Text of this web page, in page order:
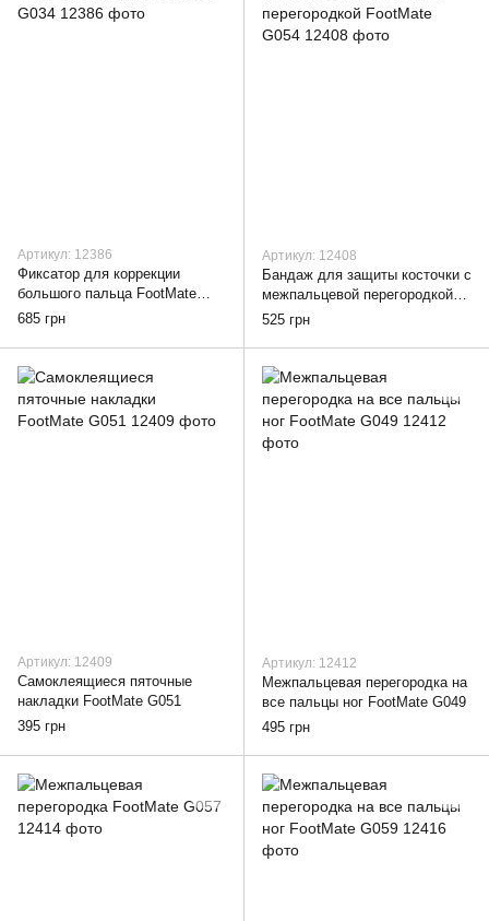
Артикул: 12386
Фиксатор для коррекции
большого пальца FootMate
G034
685 грн
Артикул: 12408
Бандаж для защиты косточки с
межпальцевой перегородкой
FootMate G054
525 грн
Артикул: 12409
Самоклеящиеся пяточные
накладки FootMate G051
395 грн
Артикул: 12412
Межпальцевая перегородка на
все пальцы ног FootMate G049
495 грн